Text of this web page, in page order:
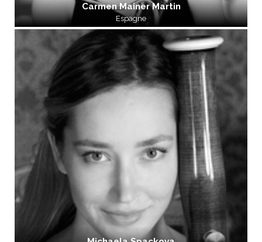
Carmen Mainer Martin
Espagne